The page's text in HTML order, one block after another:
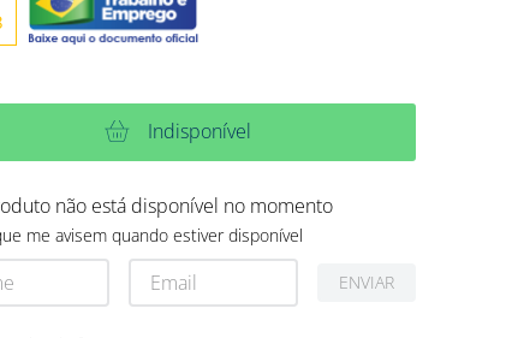
Indisponível
não está disponível no momento
me avisem quando estiver disponível
ENVIAR